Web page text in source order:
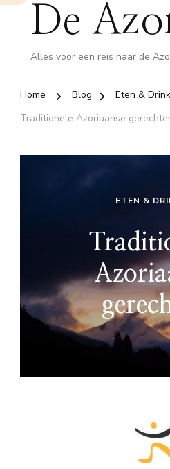
De
Alles voor een reis naar de
Home Blog
Eten &
Traditionele Azoriaanse
ETEN &